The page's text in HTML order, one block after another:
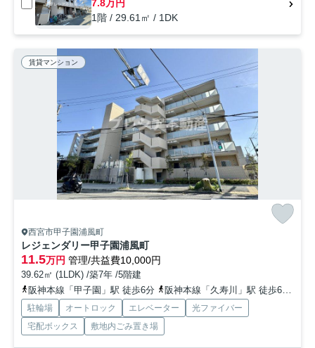
7.8万円
1階 / 29.61㎡ / 1DK
賃貸マンション
西宮市甲子園浦風町
レジェンダリー甲子園浦風町
11.5万円 管理/共益費10,000円
39.62㎡ (1LDK) /築7年 /5階建
阪神本線「甲子園」駅 徒歩6分
阪神本線「久寿川」駅 徒歩6分
駐輪場 オートロック エレベーター
光ファイバー
宅配ボックス
敷地内ごみ置き場